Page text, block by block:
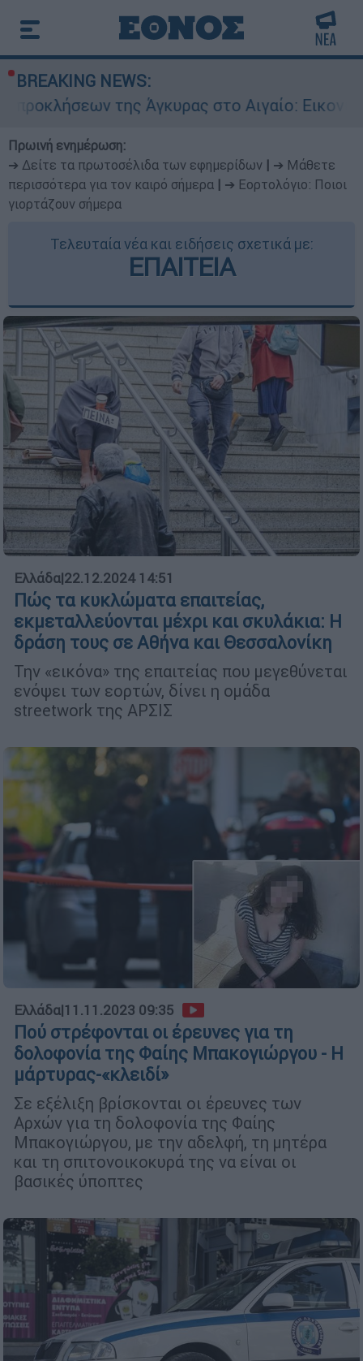
BREAKING NEWS:
Άγκυρας στο Αιγαίο: Εικονική αερομαχία
Πρωινή ενημέρωση:
➔ Δείτε τα πρωτοσέλιδα των εφημερίδων
➔ Μάθετε
περισσότερα για τον καιρό σήμερα
➔ Εορτολόγιο: Ποιοι
γιορτάζουν σήμερα
Τελευταία νέα και ειδήσεις σχετικά με:
ΕΠΑΙΤΕΙΑ
Ελλάδα|22.12.2024 14:51
Πώς τα κυκλώματα επαιτείας,
εκμεταλλεύονται μέχρι και σκυλάκια: Η
δράση τους σε Αθήνα και Θεσσαλονίκη
Την «εικόνα» της επαιτείας που μεγεθύνεται
ενόψει των εορτών, δίνει η ομάδα
streetwork της ΑΡΣΙΣ
Ελλάδα|11.11.2023 09:35
Πού στρέφονται οι έρευνες για τη
δολοφονία της Φαίης Μπακογιώργου - Η
μάρτυρας-«κλειδί»
Σε εξέλιξη βρίσκονται οι έρευνες των
Αρχών για τη δολοφονία της Φαίης
Μπακογιώργου, με την αδελφή, τη μητέρα
και τη σπιτονοικοκυρά της να είναι οι
βασικές ύποπτες